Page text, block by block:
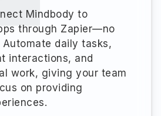
Mindbody to
through Zapier—no
daily tasks,
interactions, and
work, giving your team
on providing